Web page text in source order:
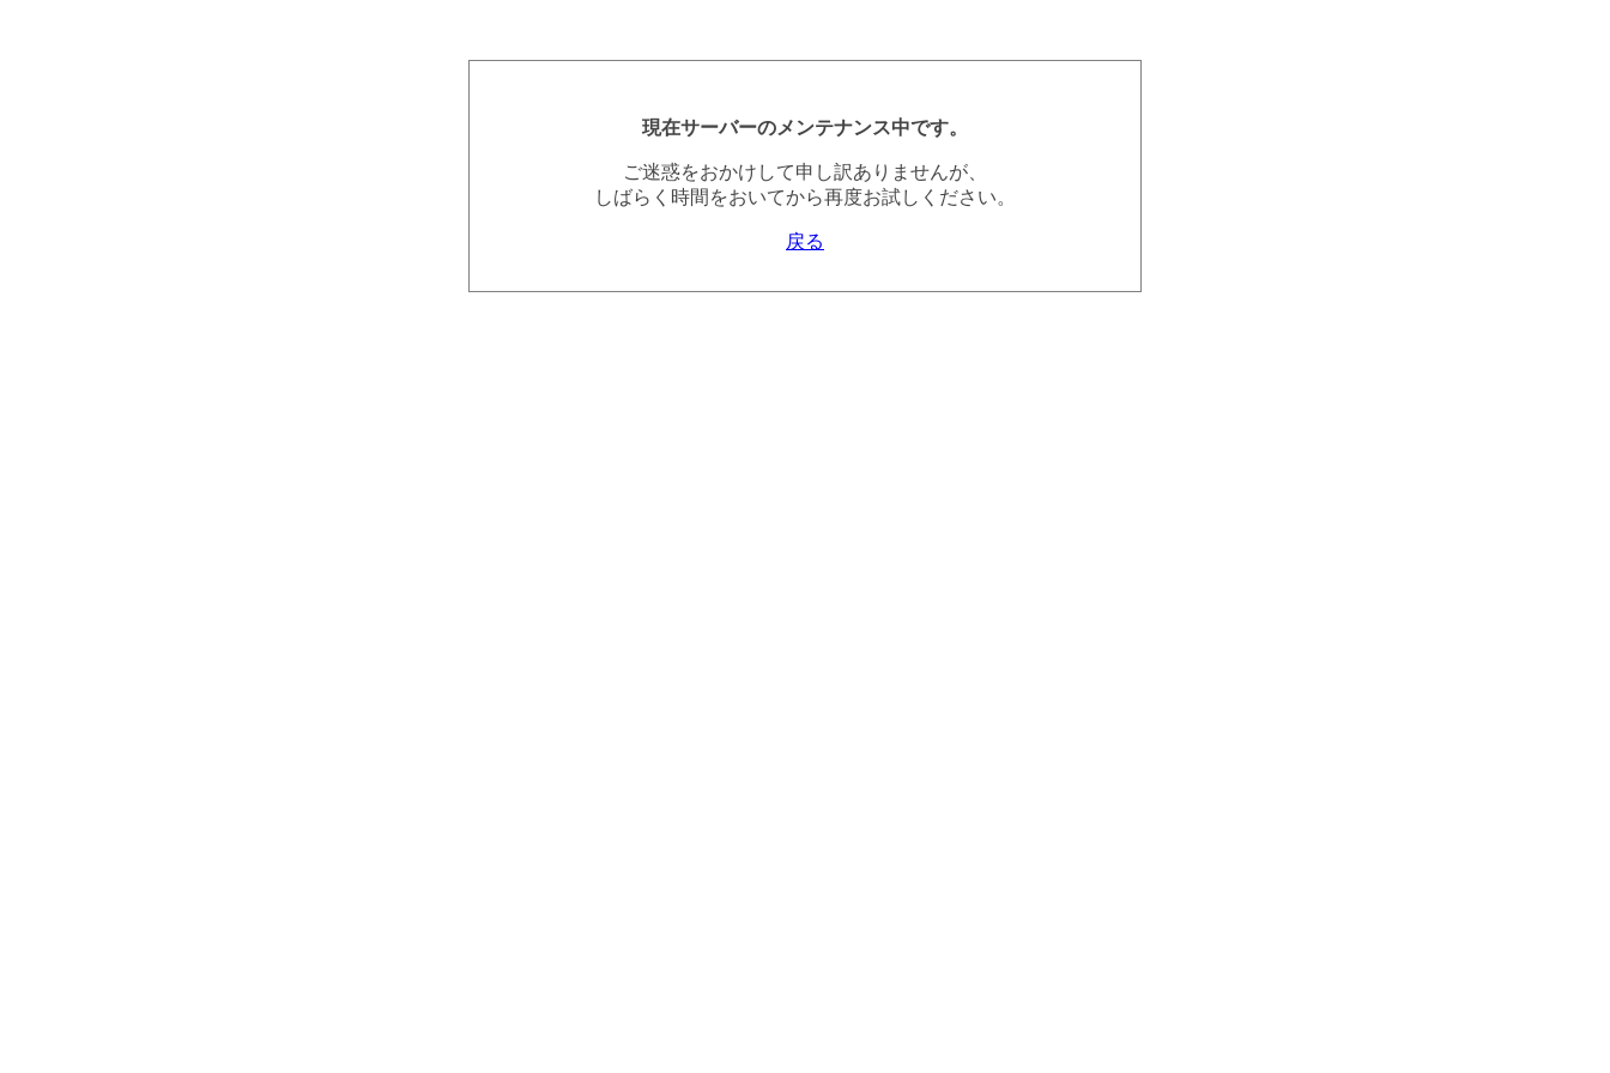
現在サーバーのメンテナンス中です。
ご迷惑をおかけして申し訳ありませんが、
しばらく時間をおいてから再度お試しください。
戻る